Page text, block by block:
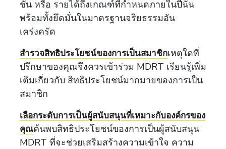
ชัน หรือ รายได้ถึงเกณฑ์ที่กำหนดภายในปีนั้น
พร้อมทั้งยึดมั่นในมาตรฐานจริยธรรมอัน
เคร่งครัด
สำรวจสิทธิประโยชน์ของการเป็นสมาชิกเหตุใดที่
ปรึกษาของคุณจึงควรเข้าร่วม MDRT เรียนรู้เพิ่ม
เติมเกี่ยวกับ สิทธิประโยชน์มากมายของการเป็น
สมาชิก
เลือกระดับการเป็นผู้สนับสนุนที่เหมาะกับองค์กรของ
คุณค้นพบสิทธิประโยชน์ของการเป็นผู้สนับสนุน
MDRT ที่จะช่วยเสริมสร้างความเข้าใจ ความ